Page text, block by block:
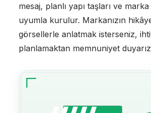
mesaj, planlı yapı taşları ve
uyumla kurulur. Markanızın
görsellerle anlatmak isterseniz,
planlamaktan memnuniyet